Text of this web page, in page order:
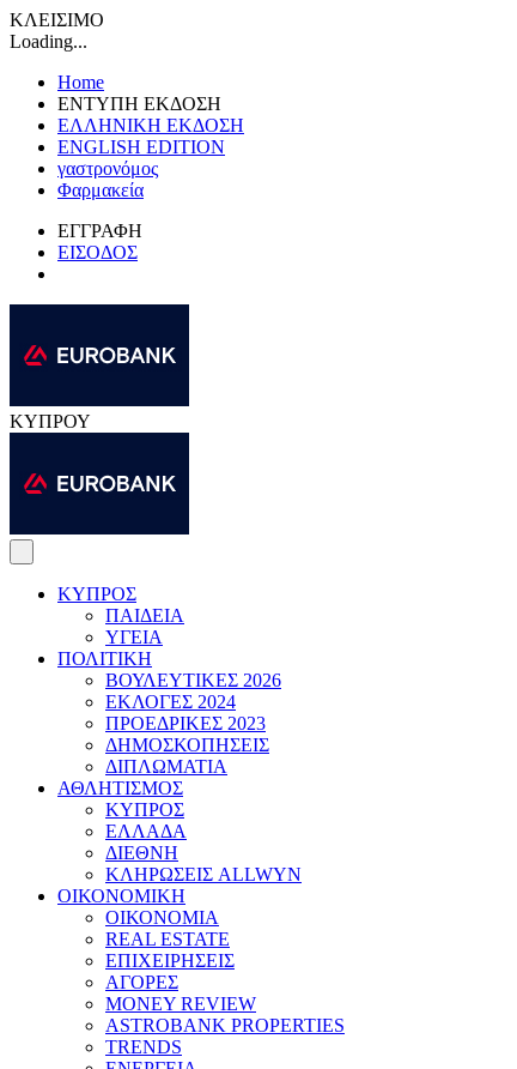
ΚΛΕΙΣΙΜΟ
Loading...
Home
ΕΝΤΥΠΗ ΕΚΔΟΣΗ
ΕΛΛΗΝΙΚΗ ΕΚΔΟΣΗ
ENGLISH EDITION
γαστρονόμος
Φαρμακεία
ΕΓΓΡΑΦΗ
ΕΙΣΟΔΟΣ
ΚΥΠΡΟΥ
ΚΥΠΡΟΣ
ΠΑΙΔΕΙΑ
ΥΓΕΙΑ
ΠΟΛΙΤΙΚΗ
ΒΟΥΛΕΥΤΙΚΕΣ 2026
ΕΚΛΟΓΕΣ 2024
ΠΡΟΕΔΡΙΚΕΣ 2023
ΔΗΜΟΣΚΟΠΗΣΕΙΣ
ΔΙΠΛΩΜΑΤΙΑ
ΑΘΛΗΤΙΣΜΟΣ
ΚΥΠΡΟΣ
ΕΛΛΑΔΑ
ΔΙΕΘΝΗ
ΚΛΗΡΩΣΕΙΣ ALLWYN
ΟΙΚΟΝΟΜΙΚΗ
ΟΙΚΟΝΟΜΙΑ
REAL ESTATE
ΕΠΙΧΕΙΡΗΣΕΙΣ
ΑΓΟΡΕΣ
MONEY REVIEW
ASTROBANK PROPERTIES
TRENDS